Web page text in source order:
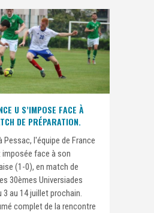
U S’IMPOSE FACE À
DE PRÉPARATION.
Pessac, l'équipe de France
face à son
(1-0), en match de
30èmes Universiades
au 14 juillet prochain.
complet de la rencontre